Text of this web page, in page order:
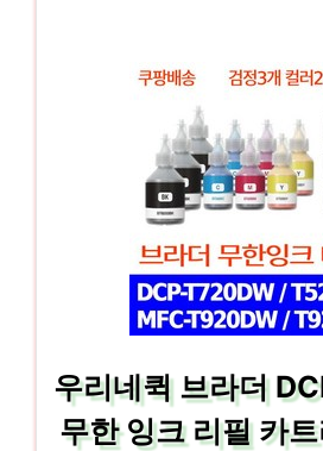
우리네퀵 브라더
무한 잉크 리필 카